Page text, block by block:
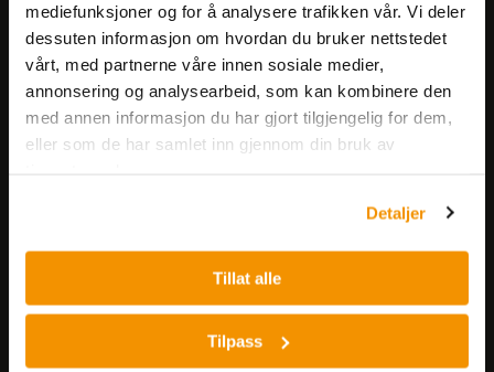
mediefunksjoner og for å analysere trafikken vår. Vi deler
dessuten informasjon om hvordan du bruker nettstedet
vårt, med partnerne våre innen sosiale medier,
annonsering og analysearbeid, som kan kombinere den
med annen informasjon du har gjort tilgjengelig for dem,
eller som de har samlet inn gjennom din bruk av
Detaljer
Tillat alle
Tilpass
Meld på nyhetsbrev
Nils Hansens vei 8